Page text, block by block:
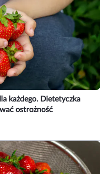
każdego. Dietetyczka
ostrożność